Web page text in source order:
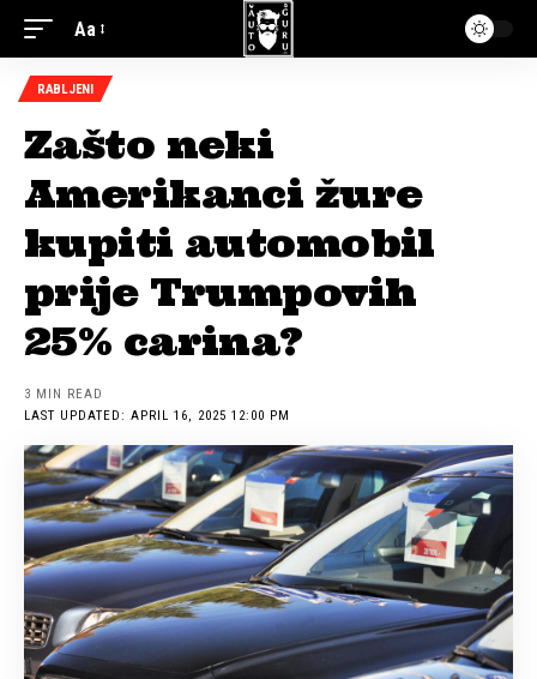
Aa
RABLJENI
Zašto neki
Amerikanci žure
kupiti automobil
prije Trumpovih
25% carina?
LAST UPDATED: APRIL 16, 2025 12:00 PM
3 MIN READ